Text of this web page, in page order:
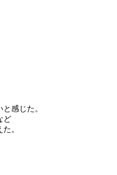
感じた。
ど
。